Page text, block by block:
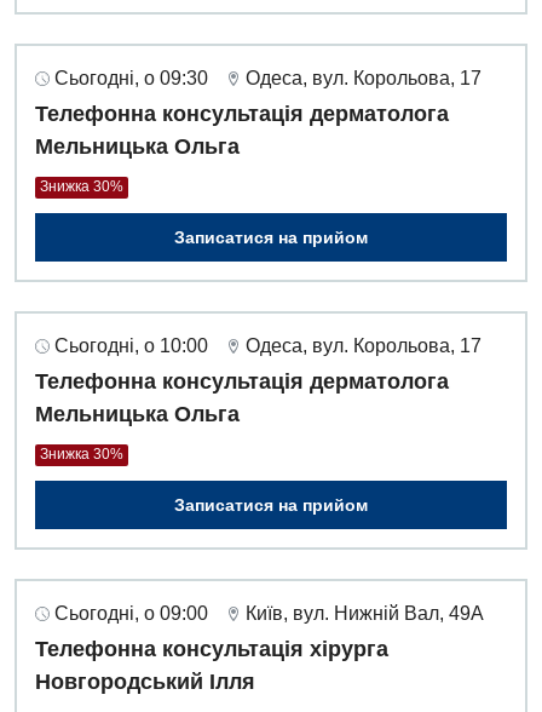
Сьогодні, о 09:30 Одеса, вул. Корольова, 17
Телефонна консультація дерматолога
Мельницька Ольга
Знижка 30%
Записатися на прийом
Сьогодні, о 10:00 Одеса, вул. Корольова, 17
Телефонна консультація дерматолога
Мельницька Ольга
Знижка 30%
Записатися на прийом
Сьогодні, о 09:00 Київ, вул. Нижній Вал, 49А
Телефонна консультація хірурга
Новгородський Ілля